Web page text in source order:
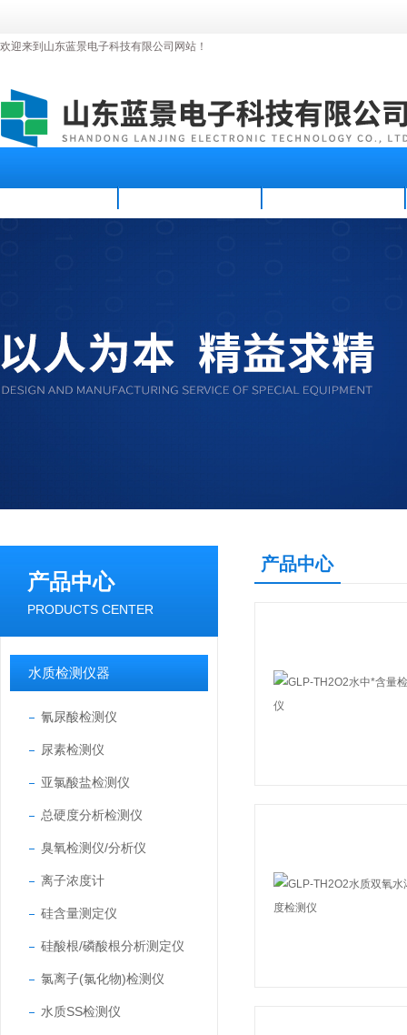
欢迎来到山东蓝景电子科技有限公司网站！
产品中心
PRODUCTS CENTER
水质检测仪器
氰尿酸检测仪
尿素检测仪
亚氯酸盐检测仪
总硬度分析检测仪
臭氧检测仪/分析仪
离子浓度计
硅含量测定仪
硅酸根/磷酸根分析测定仪
氯离子(氯化物)检测仪
水质SS检测仪
产品中心